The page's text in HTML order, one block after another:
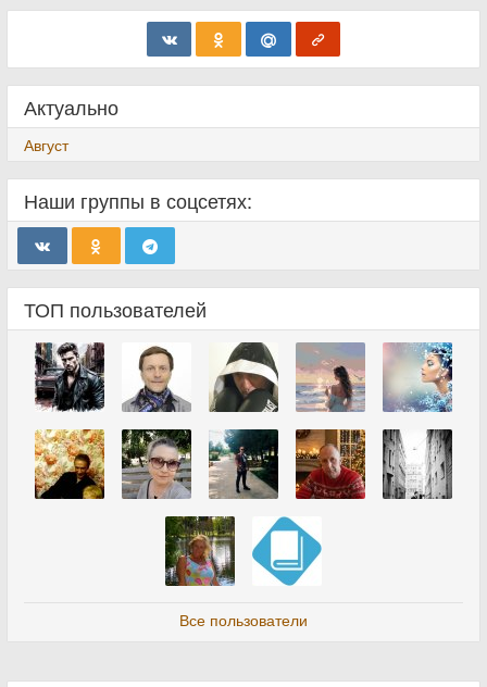
Актуально
Август
Наши группы в соцсетях:
ТОП пользователей
Все пользователи